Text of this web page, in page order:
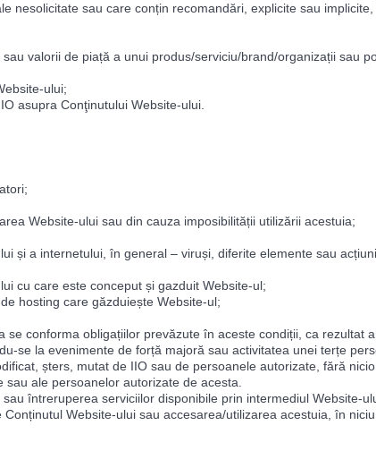
nesolicitate sau care conțin recomandări, explicite sau implicite,
valorii de piață a unui produs/serviciu/brand/organizații sau
ului;
asupra Conţinutului Website-ului.
Website-ului sau din cauza imposibilității utilizării acestuia;
și a internetului, în general – viruși, diferite elemente sau
cu care este conceput și gazduit Website-ul;
hosting care găzduiește Website-ul;
se conforma obligațiilor prevăzute în aceste condiții, ca rezultat
se la evenimente de forță majoră sau activitatea unei terțe
șters, mutat de IIO sau de persoanele autorizate, fără nicio
ale persoanelor autorizate de acesta.
întreruperea serviciilor disponibile prin intermediul Website-
Website-ului sau accesarea/utilizarea acestuia, în